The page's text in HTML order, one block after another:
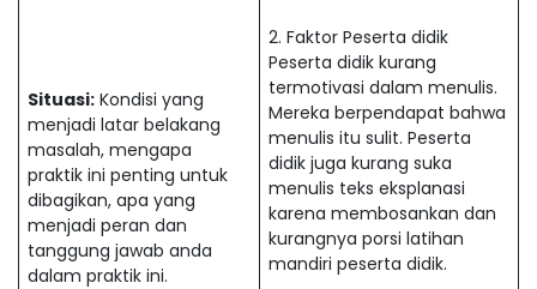
Situasi: Kondisi yang
menjadi latar belakang
masalah, mengapa
praktik ini penting untuk
dibagikan, apa yang
menjadi peran dan
tanggung jawab anda
dalam praktik ini.
2. Faktor Peserta didik
Peserta didik kurang
termotivasi dalam menulis.
Mereka berpendapat bahwa
menulis itu sulit. Peserta
didik juga kurang suka
menulis teks eksplanasi
karena membosankan dan
kurangnya porsi latihan
mandiri peserta didik.